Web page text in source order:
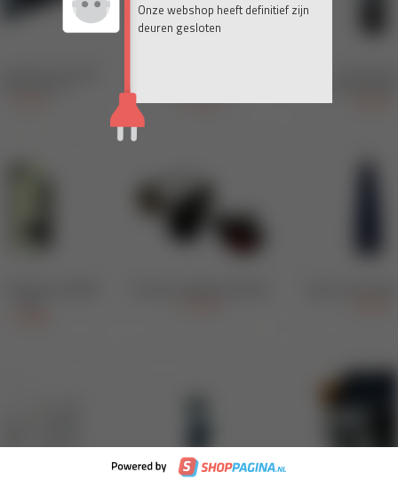
Onze webshop heeft definitief zijn
deuren gesloten